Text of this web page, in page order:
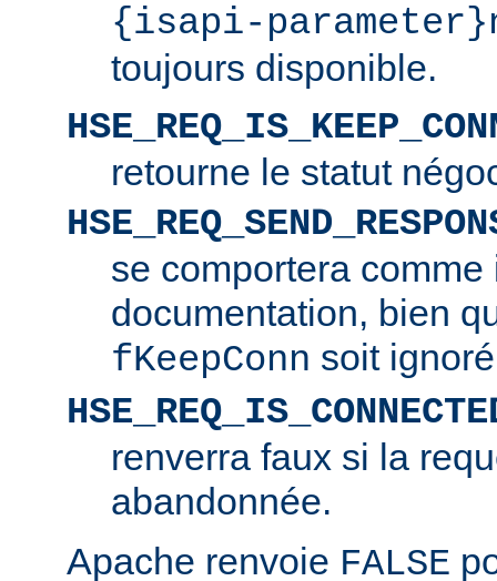
{isapi-
toujours disponible.
retourne le statut
se comportera
documentation, bien
fKeepConn soit
renverra faux si la
abandonnée.
Apache renvoie FALSE